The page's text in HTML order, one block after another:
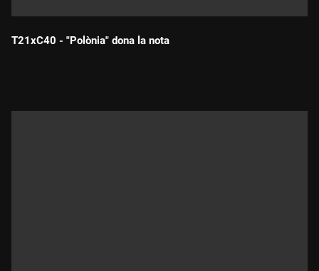
T21xC40 - "Polònia" dona la nota